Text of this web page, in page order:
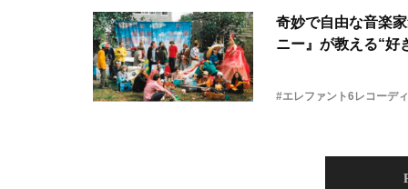
奇妙で自由な音楽
ニー』が教える“好
#エレファント6レコーデ